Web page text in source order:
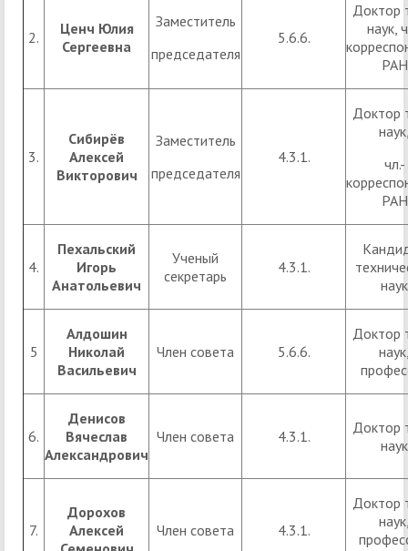
2.
Ценч Юлия
Сергеевна
Заместитель
председателя
5.6.6.
Доктор
наук,
РАН
3.
Сибирёв
Алексей
Викторович
Заместитель
председателя
4.3.1.
Доктор
чл.-
РАН
4.
Пехальский
Игорь
Анатольевич
Ученый
секретарь
4.3.1.
наук
5
Алдошин
Николай
Васильевич
Член совета 5.6.6.
Доктор
6.
Денисов
Вячеслав
Александрович
Член совета 4.3.1.
Доктор
наук
7.
Дорохов
Алексей
Член совета 4.3.1.
Доктор